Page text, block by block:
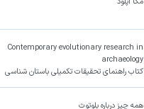
Contemporary evolutionary research in
archaeology
کتاب راهنمای تحقیقات تکمیلی باستان شناسی
همه چیز درباره بلوتوث